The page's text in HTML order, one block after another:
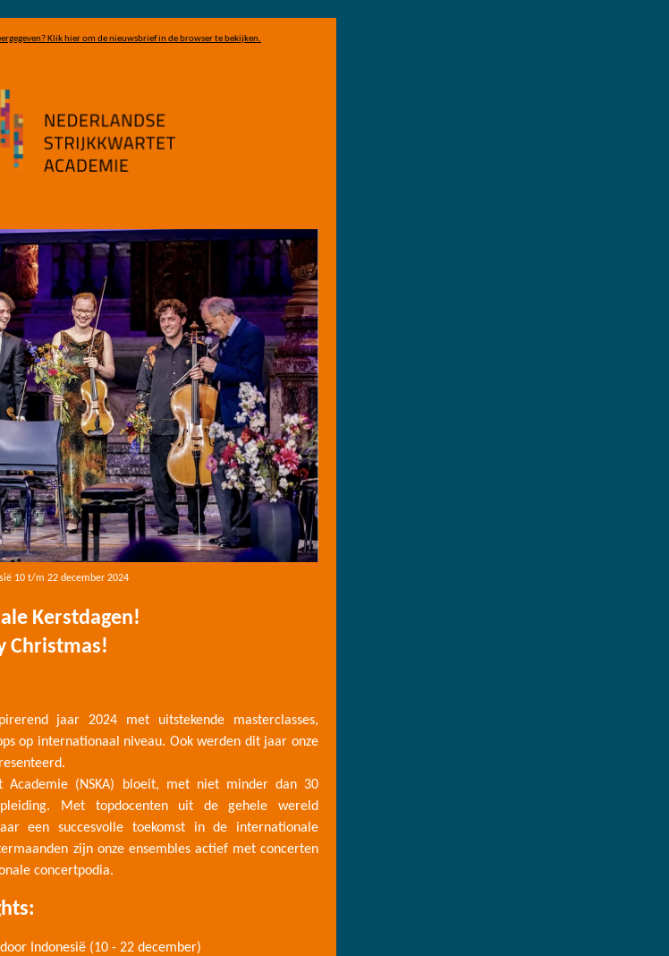
Klik hier om de nieuwsbrief in de browser te bekijken.
10 t/m 22 december 2024
Kerstdagen!
Christmas!
jaar 2024 met uitstekende masterclasses,
op internationaal niveau. Ook werden dit jaar onze
Academie (NSKA) bloeit, met niet minder dan 30
Met topdocenten uit de gehele wereld
een succesvolle toekomst in de internationale
zijn onze ensembles actief met concerten
concertpodia.
Indonesië (10 - 22 december)